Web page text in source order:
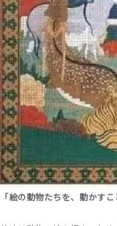
「絵の動物たちを、動かすこ